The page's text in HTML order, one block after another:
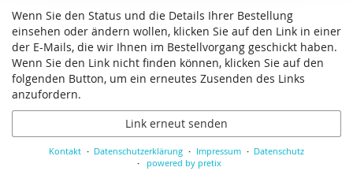
Wenn Sie den Status und die Details Ihrer Bestellung
einsehen oder ändern wollen, klicken Sie auf den Link in einer
der E-Mails, die wir Ihnen im Bestellvorgang geschickt haben.
Wenn Sie den Link nicht finden können, klicken Sie auf den
folgenden Button, um ein erneutes Zusenden des Links
anzufordern.
Link erneut senden
Kontakt Datenschutzerklärung Impressum
Datenschutz
powered by pretix